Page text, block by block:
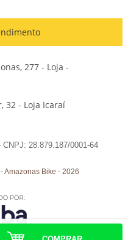
277 - Loja -
28.879.187/0001-64
-Amazonas Bike -2026